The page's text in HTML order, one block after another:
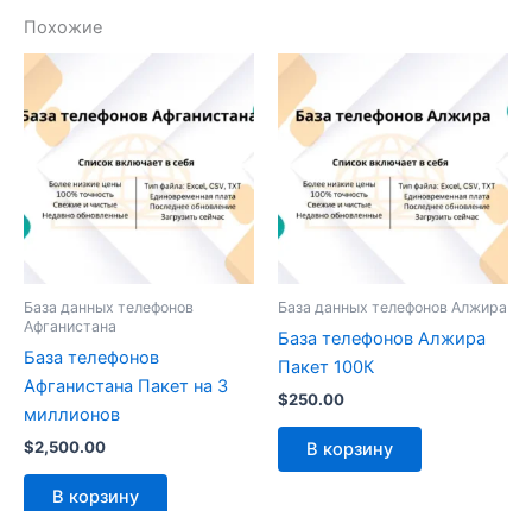
Похожие
База данных телефонов
Афганистана
База телефонов
Афганистана Пакет на 3
миллионов
$2,500.00
В корзину
База данных телефонов Алжира
База телефонов Алжира
Пакет 100К
$250.00
В корзину